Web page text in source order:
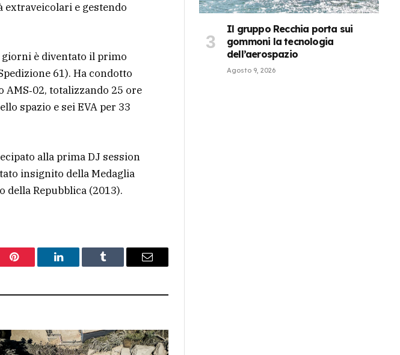
e gestendo
giorni è diventato il primo
61). Ha condotto
totalizzando 25 ore
spazio e sei EVA per 33
alla prima DJ session
insignito della Medaglia
della Repubblica (2013).
Pinterest LinkedIn Tumblr Email
Il gruppo Recchia porta sui
gommoni la tecnologia
dell’aerospazio
Agosto 9, 2026